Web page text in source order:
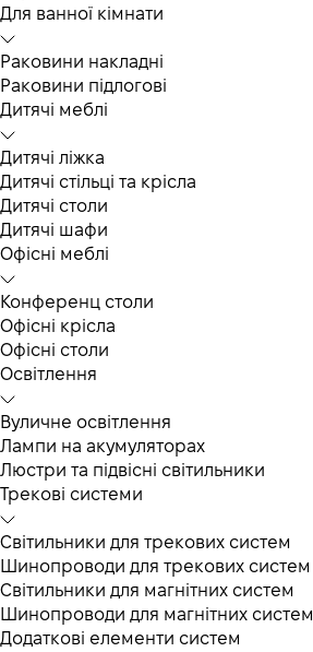
Для ванної кімнати
Раковини накладні
Раковини підлогові
Дитячі меблі
Дитячі ліжка
Дитячі стільці та крісла
Дитячі столи
Дитячі шафи
Офісні меблі
Конференц столи
Офісні крісла
Офісні столи
Освітлення
Вуличне освітлення
Лампи на акумуляторах
Люстри та підвісні світильники
Трекові системи
Світильники для трекових систем
Шинопроводи для трекових систем
Світильники для магнітних систем
Шинопроводи для магнітних систем
Додаткові елементи систем